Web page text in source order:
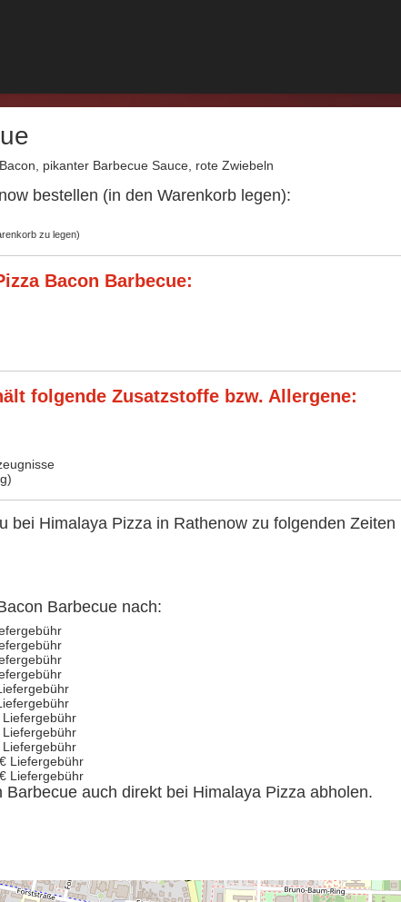
pikanter Barbecue Sauce, rote Zwiebeln
bestellen (in den Warenkorb legen):
zu legen)
Bacon Barbecue:
folgende Zusatzstoffe bzw. Allergene:
bei Himalaya Pizza in Rathenow zu folgenden Zeiten
Barbecue nach:
Liefergebühr
Liefergebühr
auch direkt bei Himalaya Pizza abholen.